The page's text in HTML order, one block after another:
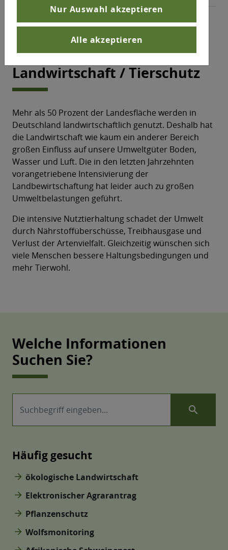
Landwirtschaft / Tierschutz
Landwirtschaft / Tierschutz
Mehr als 50 Prozent der Landesfläche werden in
Deutschland landwirtschaftlich genutzt. Deshalb hat
die Landwirtschaft wie kaum ein anderer Bereich
großen Einfluss auf unsere Umweltgüter Boden,
Wasser und Luft. Die in den letzten Jahrzehnten
vorangetriebene Intensivierung der
Landbewirtschaftung hat leider auch zu großen
Umweltbelastungen geführt.
Die intensive Nutztierhaltung schadet der Umwelt
durch Nährstoffüberschüsse, Treibhausgase und
Verlust der Artenvielfalt. Gleichzeitig wünschen sich
viele Menschen bessere Haltungsbedingungen und
mehr Tierwohl.
Welche Informationen
Suchen Sie?
search
Häufig gesucht
arrow_forward ökologische Landwirtschaft
arrow_forward Elektronischer Agrarantrag
arrow_forward Pflanzenschutz
arrow_forward Wolfsmonitoring
Nur Auswahl akzeptieren
Alle akzeptieren